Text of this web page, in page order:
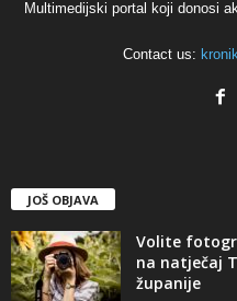
Multimedijski portal koji donosi
Contact us:
JOŠ OBJAVA
Volite
na natječaj
županije